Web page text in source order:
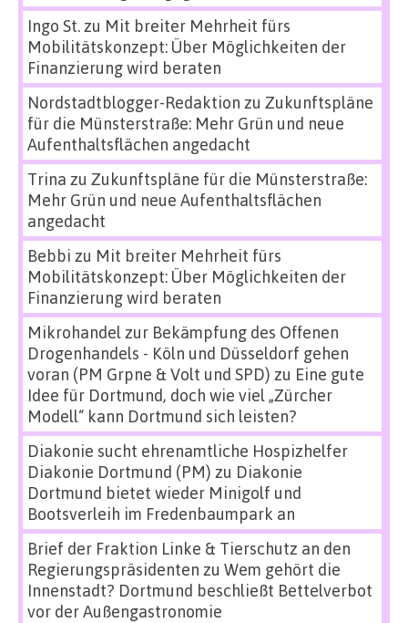
Ingo St.zu Mit breiter Mehrheit fürs
Mobilitätskonzept: Über Möglichkeiten der
Finanzierung wird beraten
Nordstadtblogger-Redaktion zu Zukunftspläne
für die Münsterstraße: Mehr Grün und neue
Aufenthaltsflächen angedacht
Trina zu Zukunftspläne für die Münsterstraße:
Mehr Grün und neue Aufenthaltsflächen
angedacht
Bebbi zu Mit breiter Mehrheit fürs
Mobilitätskonzept: Über Möglichkeiten der
Finanzierung wird beraten
Mikrohandel zur Bekämpfung des Offenen
Drogenhandels - Köln und Düsseldorf gehen
voran (PM Grpne & Volt und SPD) zu Eine gute
Idee für Dortmund, doch wie viel „Zürcher
Modell“ kann Dortmund sich leisten?
Diakonie sucht ehrenamtliche Hospizhelfer
Diakonie Dortmund (PM) zu Diakonie
Dortmund bietet wieder Minigolf und
Bootsverleih im Fredenbaumpark an
Brief der Fraktion Linke & Tierschutz an den
Regierungspräsidenten zu Wem gehört die
Innenstadt? Dortmund beschließt Bettelverbot
vor der Außengastronomie